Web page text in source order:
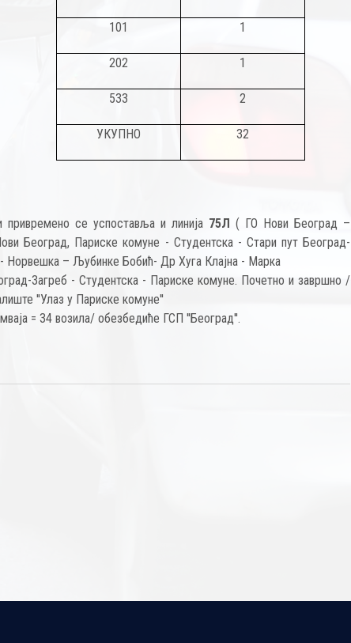
101 1
202 1
533 2
УКУПНО 32
се успоставља и линија 75Л ( ГО Нови Београд –
Београд, Париске комуне - Студентска - Стари пут Београд-
- Норвешка – Љубинке Бобић- Др Хуга Клајна - Марка
Загреб - Студентска - Париске комуне. Почетно и завршно /
''Улаз у Париске комуне''
= 34 возила/ обезбедиће ГСП ''Београд''.